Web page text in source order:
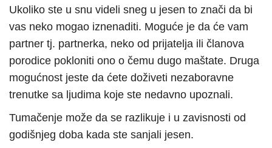
Ukoliko ste u snu videli sneg u jesen to znači da bi
vas neko mogao iznenaditi. Moguće je da će vam
partner tj. partnerka, neko od prijatelja ili članova
porodice pokloniti ono o čemu dugo maštate. Druga
mogućnost jeste da ćete doživeti nezaboravne
trenutke sa ljudima koje ste nedavno upoznali.
Tumačenje može da se razlikuje i u zavisnosti od
godišnjeg doba kada ste sanjali jesen.